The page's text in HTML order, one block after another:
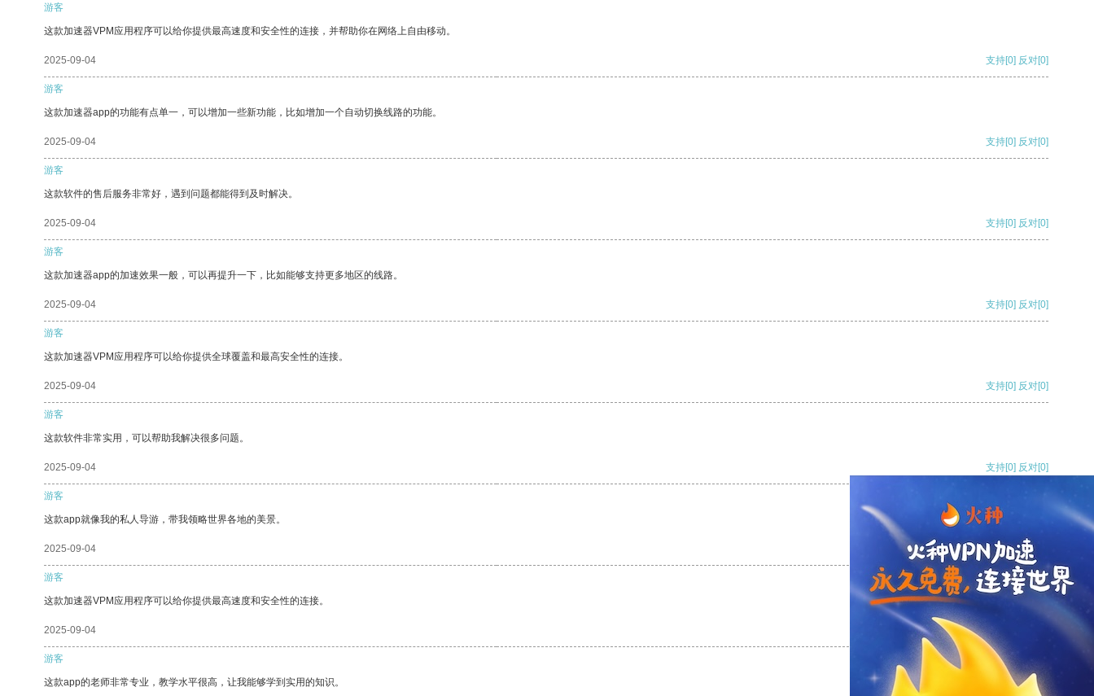
游客
这款加速器VPM应用程序可以给你提供最高速度和安全性的连接，并帮助你在网络上自由移动。
2025-09-04 支持[0] 反对[0]
游客
这款加速器app的功能有点单一，可以增加一些新功能，比如增加一个自动切换线路的功能。
2025-09-04 支持[0] 反对[0]
游客
这款软件的售后服务非常好，遇到问题都能得到及时解决。
2025-09-04 支持[0] 反对[0]
游客
这款加速器app的加速效果一般，可以再提升一下，比如能够支持更多地区的线路。
2025-09-04 支持[0] 反对[0]
游客
这款加速器VPM应用程序可以给你提供全球覆盖和最高安全性的连接。
2025-09-04 支持[0] 反对[0]
游客
这款软件非常实用，可以帮助我解决很多问题。
2025-09-04 支持[0] 反对[0]
游客
这款app就像我的私人导游，带我领略世界各地的美景。
2025-09-04 支持[0] 反对
游客
这款加速器VPM应用程序可以给你提供最高速度和安全性的连接。
2025-09-04 支持
游客
这款app的老师非常专业，教学水平很高，让我能够学到实用的知识。